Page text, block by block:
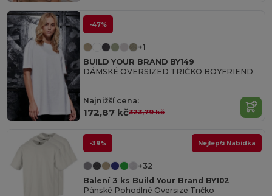
-47%
+1
BUILD YOUR BRAND BY149
DÁMSKÉ OVERSIZED TRIČKO BOYFRIEND
Najnižší cena:
172,87 kč323,79 kč
-39% Nejlepší Nabídka
+32
Balení 3 ks Build Your Brand BY102
Pánské Pohodlné Oversize Tričko